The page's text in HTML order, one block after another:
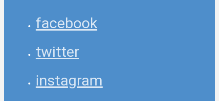
facebook
twitter
instagram